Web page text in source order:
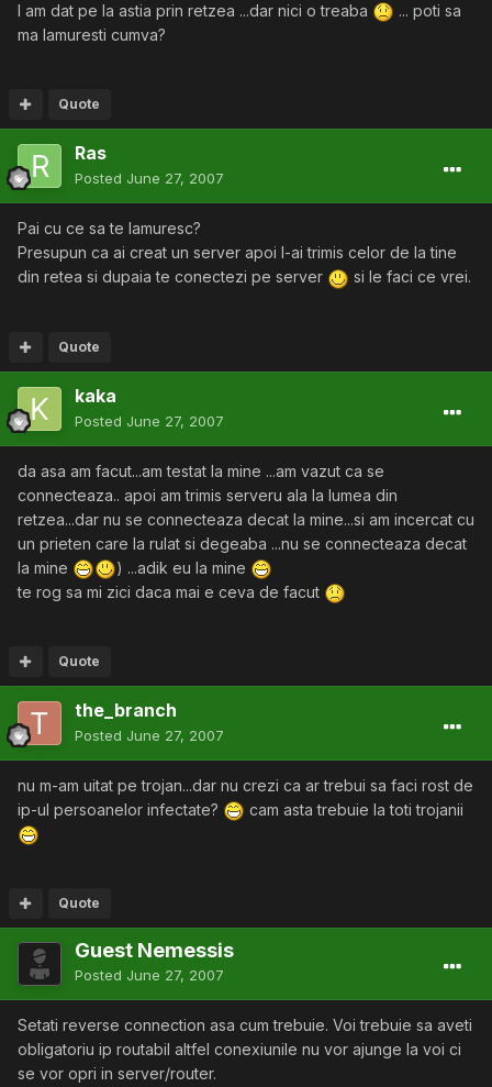
l am dat pe la astia prin retzea ...dar nici o treaba
... poti sa
ma lamuresti cumva?
Quote
Ras
Posted June 27, 2007
Pai cu ce sa te lamuresc?
Presupun ca ai creat un server apoi l-ai trimis celor de la tine
din retea si dupaia te conectezi pe server
si le faci ce vrei.
Quote
kaka
Posted June 27, 2007
da asa am facut...am testat la mine ...am vazut ca se
connecteaza.. apoi am trimis serveru ala la lumea din
retzea...dar nu se connecteaza decat la mine...si am incercat cu
un prieten care la rulat si degeaba ...nu se connecteaza decat
la mine
) ...adik eu la mine
te rog sa mi zici daca mai e ceva de facut
Quote
the_branch
Posted June 27, 2007
nu m-am uitat pe trojan...dar nu crezi ca ar trebui sa faci rost de
ip-ul persoanelor infectate?
cam asta trebuie la toti trojanii
Quote
Guest Nemessis
Posted June 27, 2007
Setati reverse connection asa cum trebuie. Voi trebuie sa aveti
obligatoriu ip routabil altfel conexiunile nu vor ajunge la voi ci
se vor opri in server/router.